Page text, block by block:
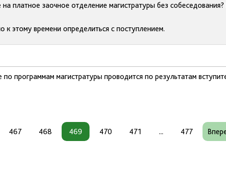
платное заочное отделение магистратуры без
к этому времени определиться с поступлением.
программам магистратуры проводится по результатам
467 468 469 470 471 ... 477